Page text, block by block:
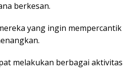
berkesan.
yang ingin mempercantik
melakukan berbagai aktivitas